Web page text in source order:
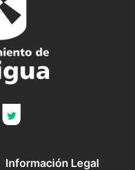
Información Legal